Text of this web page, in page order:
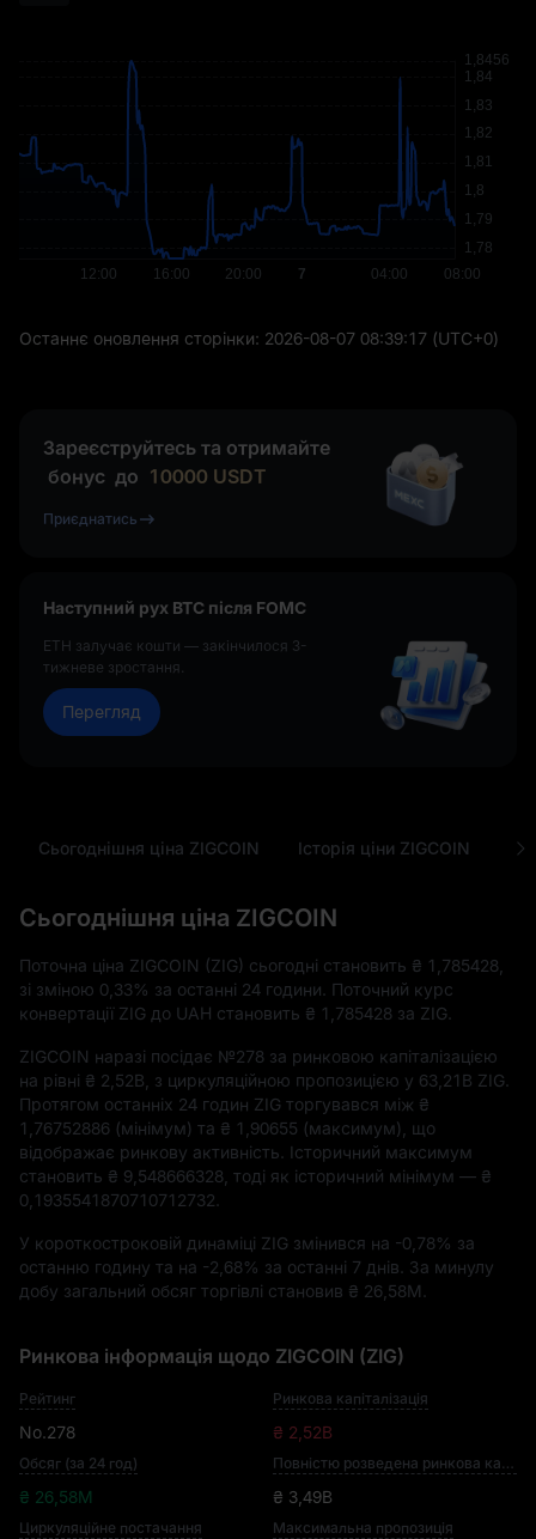
Останнє оновлення сторінки: 2026-08-07 08:39:17 (UTC+0)
Зареєструйтесь та отримайте
бонус до 10000 USDT
Приєднатись
Наступний рух BTC після FOMC
ETH залучає кошти — закінчилося 3-
тижневе зростання.
Перегляд
Сьогоднішня ціна ZIGCOIN Історія ціни ZIGCOIN
Сьогоднішня ціна ZIGCOIN
Поточна ціна ZIGCOIN (ZIG) сьогодні становить ₴ 1,785428
зі зміною 0,33% за останні 24 години. Поточний курс
конвертації ZIG до UAH становить ₴ 1,785428 за ZIG.
ZIGCOIN наразі посідає №278 за ринковою капіталізацією
на рівні ₴ 2,52B , з циркуляційною пропозицією у 63,21B ZIG
Протягом останніх 24 годин ZIG торгувався між ₴
1,76752886 (мінімум) та ₴ 1,90655 (максимум), що
відображає ринкову активність. Історичний максимум
становить ₴ 9,548666328 , тоді як історичний мінімум — ₴
0,1935541870710712732
У короткостроковій динаміці ZIG змінився на -0,78% за
останню годину та на -2,68% за останні 7 днів. За минулу
добу загальний обсяг торгівлі становив ₴ 26,58M
Ринкова інформація щодо ZIGCOIN (ZIG)
Рейтинг
No.278
Ринкова капіталізація
₴ 2,52B
Обсяг (за 24 год)
₴ 26,58M
Повністю розведена ринкова капіталізація
₴ 3,49B
Циркуляційне постачання Максимальна пропозиція